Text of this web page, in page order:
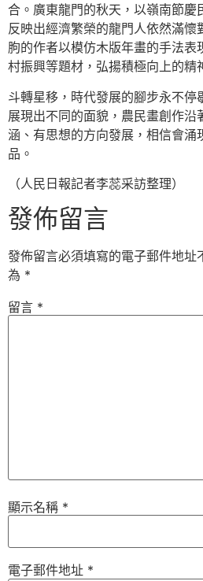
合。廣東龍門的秋天，以嶺南節慶
反映出經濟繁榮的龍門人依然滿懷
朐的作者以模仿木版年畫的手法表
村振興等題材，弘揚積極向上的精
斗轉星移，時代發展的腳步永不停
展現出不同的面貌，農民畫創作沿
涵、有思想的方向發展，相信會涌
品。
（人民日報記者李蕊采訪整理）
發佈留言
發佈留言必須填寫的電子郵件地址
為 *
留言 *
顯示名稱 *
電子郵件地址 *